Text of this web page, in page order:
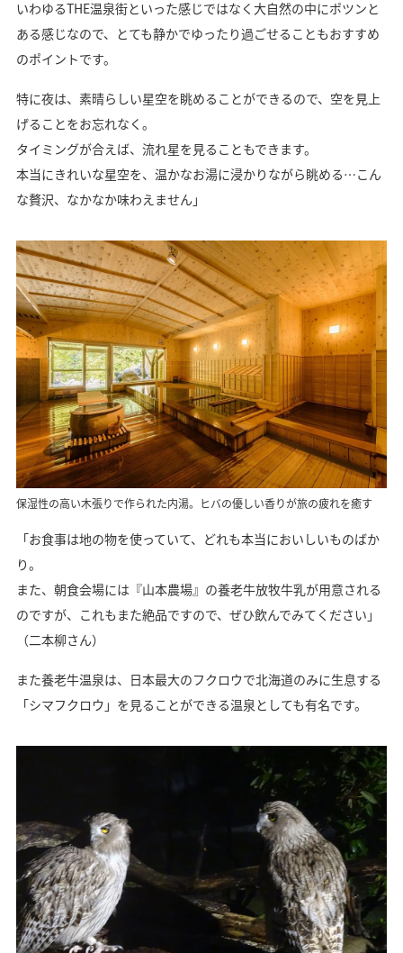
いわゆるTHE温泉街といった感じではなく大自然の中にポツンと
ある感じなので、とても静かでゆったり過ごせることもおすすめ
のポイントです。
特に夜は、素晴らしい星空を眺めることができるので、空を見上
げることをお忘れなく。
タイミングが合えば、流れ星を見ることもできます。
本当にきれいな星空を、温かなお湯に浸かりながら眺める…こん
な贅沢、なかなか味わえません」
保湿性の高い木張りで作られた内湯。ヒバの優しい香りが旅の疲れを癒す
「お食事は地の物を使っていて、どれも本当においしいものばか
り。
また、朝食会場には『山本農場』の養老牛放牧牛乳が用意される
のですが、これもまた絶品ですので、ぜひ飲んでみてください」
（二本柳さん）
また養老牛温泉は、日本最大のフクロウで北海道のみに生息する
「シマフクロウ」を見ることができる温泉としても有名です。